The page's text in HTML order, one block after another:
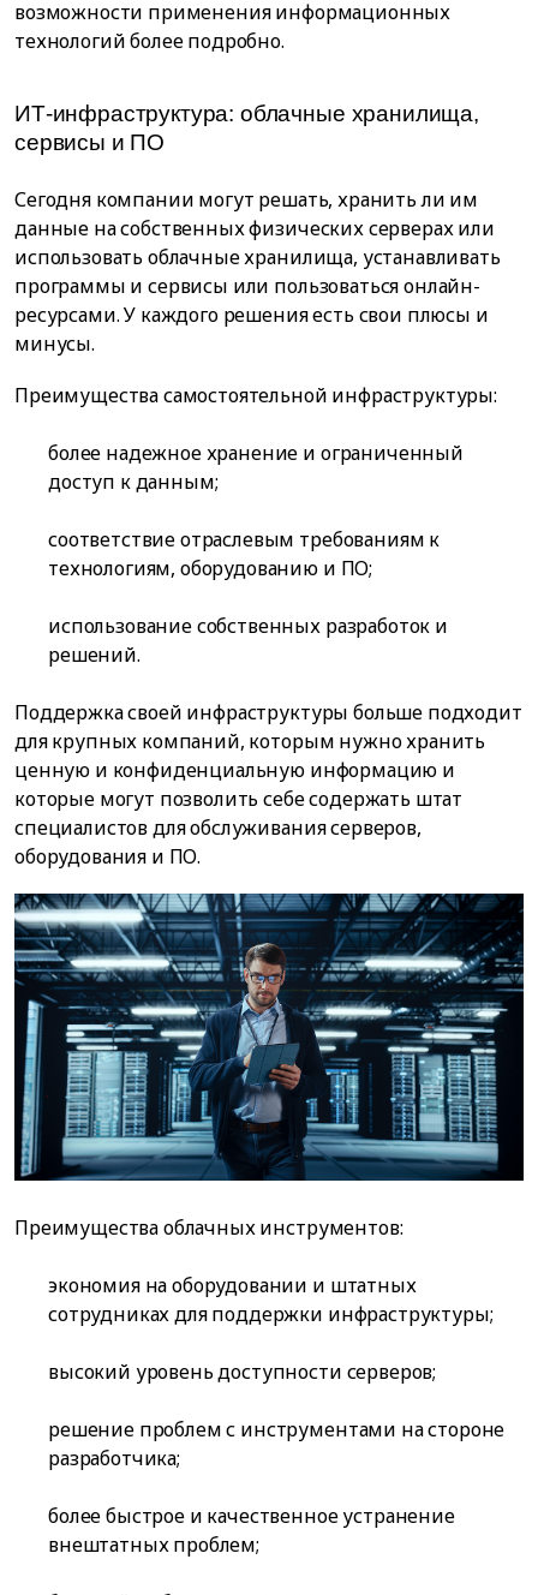
возможности применения информационных
технологий более подробно.
ИТ-инфраструктура: облачные хранилища,
сервисы и ПО
Сегодня компании могут решать, хранить ли им
данные на собственных физических серверах или
использовать облачные хранилища, устанавливать
программы и сервисы или пользоваться онлайн-
ресурсами. У каждого решения есть свои плюсы и
минусы.
Преимущества самостоятельной инфраструктуры:
более надежное хранение и ограниченный
доступ к данным;
соответствие отраслевым требованиям к
технологиям, оборудованию и ПО;
использование собственных разработок и
решений.
Поддержка своей инфраструктуры больше подходит
для крупных компаний, которым нужно хранить
ценную и конфиденциальную информацию и
которые могут позволить себе содержать штат
специалистов для обслуживания серверов,
оборудования и ПО.
Преимущества облачных инструментов:
экономия на оборудовании и штатных
сотрудниках для поддержки инфраструктуры;
высокий уровень доступности серверов;
решение проблем с инструментами на стороне
разработчика;
более быстрое и качественное устранение
внештатных проблем;